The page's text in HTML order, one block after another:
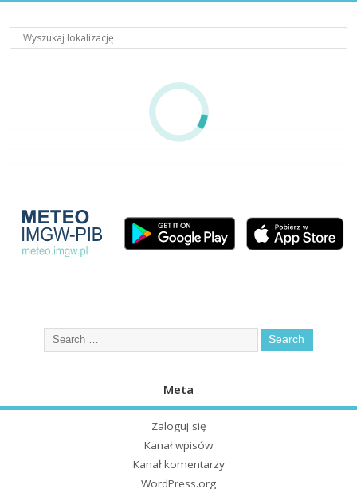
Meta
Zaloguj się
Kanał wpisów
Kanał komentarzy
WordPress.org